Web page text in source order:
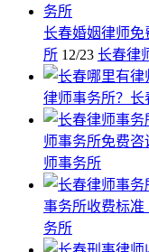
长春婚姻律师
所 12/23 长春律
律师事务所？长
师事务所免费咨
师事务所
事务所收费标准
务所